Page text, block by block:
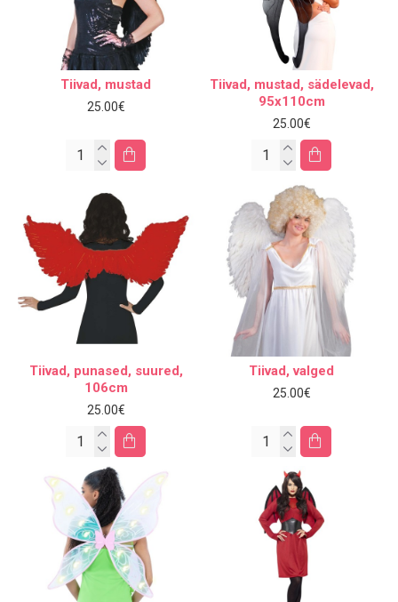
Tiivad, mustad
25.00€
Tiivad, mustad, sädelevad,
95x110cm
25.00€
Tiivad, punased, suured,
106cm
25.00€
Tiivad, valged
25.00€